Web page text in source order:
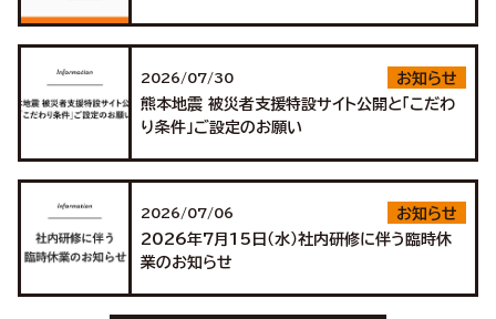
2026/07/30
お知らせ
熊本地震 被災者支援特設サイト公開と「こだわ
り条件」ご設定のお願い
2026/07/06
お知らせ
2026年7月15日（水）社内研修に伴う臨時休
業のお知らせ